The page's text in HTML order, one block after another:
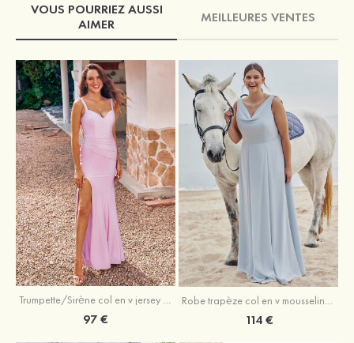
VOUS POURRIEZ AUSSI
AIMER
MEILLEURES VENTES
Trumpette/Sirène col en v jersey ras du sol robe de demoiselle d'honneur
97 € 114 €